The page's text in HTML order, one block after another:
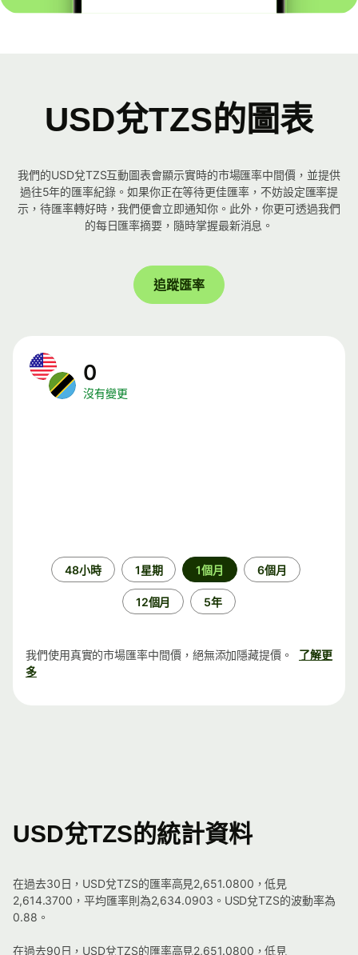
USD兌TZS的圖表
我們的USD兌TZS互動圖表會顯示實時的市場匯率中間價，並提供
過往5年的匯率紀錄。如果你正在等待更佳匯率，不妨設定匯率提
示，待匯率轉好時，我們便會立即通知你。此外，你更可透過我們
的每日匯率摘要，隨時掌握最新消息。
追蹤匯率
0
沒有變更
48小時 1星期 1個月 6個月
12個月 5年
我們使用真實的市場匯率中間價，絕無添加隱藏提價。
了解更
多
USD兌TZS的統計資料
在過去30日，USD兌TZS的匯率高見2,651.0800，低見
2,614.3700，平均匯率則為2,634.0903。USD兌TZS的波動率為
0.88。
在過去90日，USD兌TZS的匯率高見2,651.0800，低見